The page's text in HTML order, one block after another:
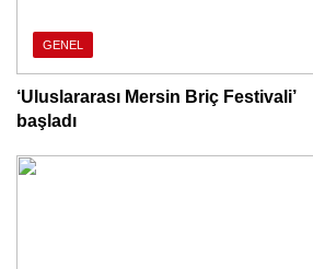
GENEL
‘Uluslararası Mersin Briç Festivali’
başladı